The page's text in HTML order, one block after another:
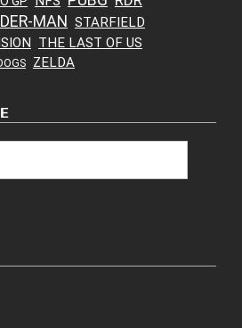
MAN STARFIELD
THE LAST OF US
ZELDA